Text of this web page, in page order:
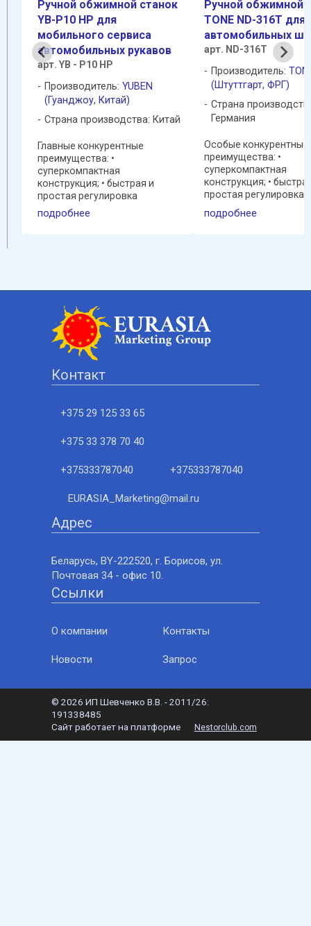
Ручной обжимной станок
TONE ND-316T для
автомобильных шлангов
арт. ND-316T
Производитель:
(Штуттгарт,ФРГ)
Страна производства:
Германия
Особые конкурентные
преимущества: •
суперкомпактная
конструкция; • быстрая и
простая регулировка
диаметра обжима; • усиленная
ручка, позволяющая легче
подробнее
Сервисный
станок TONE
автомобильных
арт. PLP6-13
Производитель:
(Штуттгарт,ФРГ)
Страна
Германия
Главные конкурентные
преимущества: •
настольный блок; •
упор для серийного
производства; •
регулировка диаметра
обжима; • ножная
подробнее
Контакт
+375 29 125 33 65
+375 33 378 70 40
+375333787040 +375333787040
EURASIA_Marketing@mail.ru
Адрес
Беларусь, BY-222520, г. Борисов, ул.
Почтовая 34 - офис 10.
Ссылки
О компании Контакты
Новости Запрос
© 2026 ИП Шевченко В.В. - 2011/26:
191338485
Сайт работает на платформе
Nestorclub.com